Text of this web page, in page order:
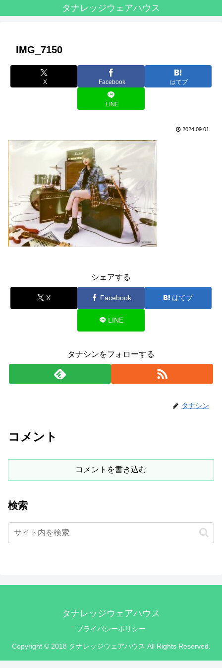
タナレッジウェアハウス
IMG_7150
X Facebook はてブ
LINE
2024.09.01
シェアする
X Facebook はてブ
LINE
タナシンをフォローする
タナシン
コメント
コメントを書き込む
検索
タナレッジウェアハウス
プライバシーポリシー
Copyright © 2018 タナレッジウェアハウス All Rights Reserved.